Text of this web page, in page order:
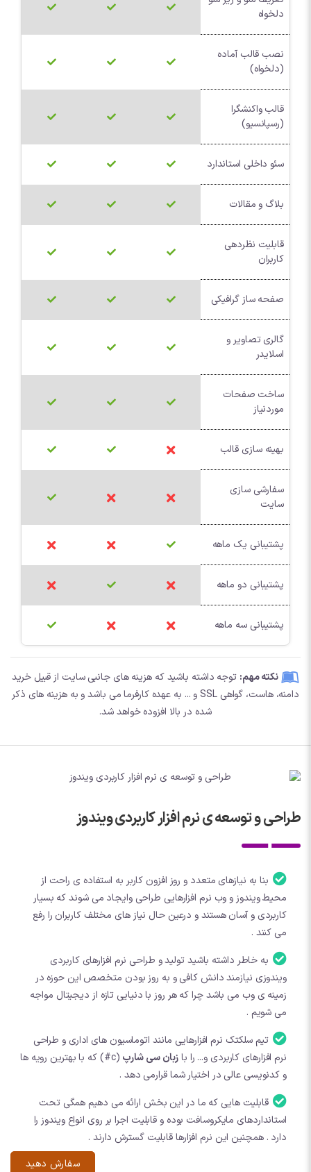
دلخواه
نصب قالب آماده
(دلخواه)
قالب واکنشگرا
(رسپانسیو)
سئو داخلی استاندارد
بلاگ و مقالات
قابلیت نظردهی
کاربران
صفحه ساز گرافیکی
گالری تصاویر و
اسلایدر
ساخت صفحات
موردنیاز
بهینه سازی قالب
سفارشی سازی
سایت
پشتیبانی یک ماهه
پشتیبانی دو ماهه
پشتیبانی سه ماهه
نکته مهم: توجه داشته باشید که هزینه های جانبی سایت از قبیل خرید
دامنه، هاست، گواهی SSL و ... به عهده کارفرما می باشد و به هزینه های ذکر
شده در بالا افزوده خواهد شد.
طراحی و توسعه ی نرم افزار کاربردی ویندوز
بنا به نیازهای متعدد و روز افزون کاربر به استفاده ی راحت از
محیط ویندوز و وب نرم افزارهایی طراحی وایجاد می شوند که بسیار
کاربردی و آسان هستند و درعین حال نیاز های مختلف کاربران را رفع
می کنند .
به خاطر داشته باشید تولید و طراحی نرم افزارهای کاربردی
ویندوزی نیازمند دانش کافی و به روز بودن متخصص این حوزه در
زمینه ی وب می باشد چرا که هر روز با دنیایی تازه از دیجیتال مواجه
می شویم .
تیم سلکتک نرم افزارهایی مانند اتوماسیون های اداری و طراحی
نرم افزارهای کاربردی و... را بازبان سی شارپ
(c#) که با بهترین رویه ها
و کدنویسی عالی در اختیار شما قرارمی دهد .
قابلیت هایی که ما در این بخش ارائه می دهیم همگی تحت
استانداردهای مایکروسافت بوده و قابلیت اجرا بر روی انواع ویندوز را
دارد . همچنین این نرم افزارها قابلیت گسترش دارند .
سفارش دهید